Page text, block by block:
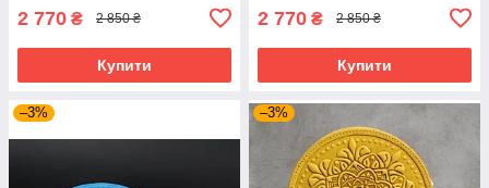
2 770 ₴ 2 850 ₴
Купити
2 770 ₴ 2 850 ₴
Купити
–3% –3%